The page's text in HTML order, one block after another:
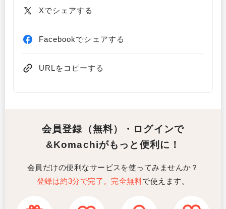
Xでシェアする
Facebookでシェアする
URLをコピーする
会員登録（無料）・ログインで
&Komachiがもっと便利に！
会員だけの便利なサービスを使ってみませんか？
登録は約3分で完了。完全無料で使えます。